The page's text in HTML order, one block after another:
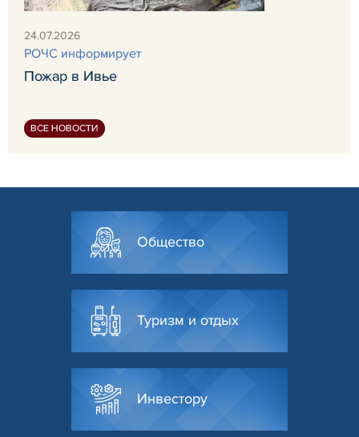
24.07.2026
РОЧС информирует
Пожар в Ивье
ВСЕ НОВОСТИ
Общество
Туризм и отдых
Инвестору